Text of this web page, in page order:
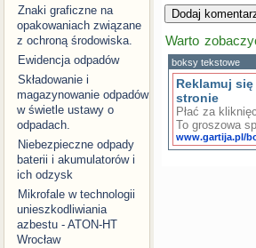
Znaki graficzne na
opakowaniach związane
z ochroną środowiska.
Ewidencja odpadów
Składowanie i
magazynowanie odpadów
w świetle ustawy o
odpadach.
Niebezpieczne odpady
baterii i akumulatorów i
ich odzysk
Mikrofale w technologii
unieszkodliwiania
azbestu - ATON-HT
Wrocław
Warto
boksy tekstowe
Reklamuj
stronie
Płać za
To groszowa
www.gartija.pl/